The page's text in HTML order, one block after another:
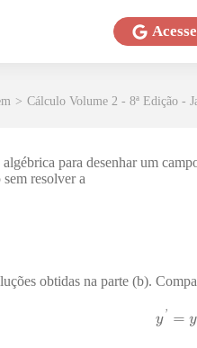
> Cálculo Volume 2 - 8ª Edição -
para desenhar um
resolver a
obtidas na parte (b).